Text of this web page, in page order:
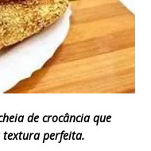
de crocância que
textura perfeita.